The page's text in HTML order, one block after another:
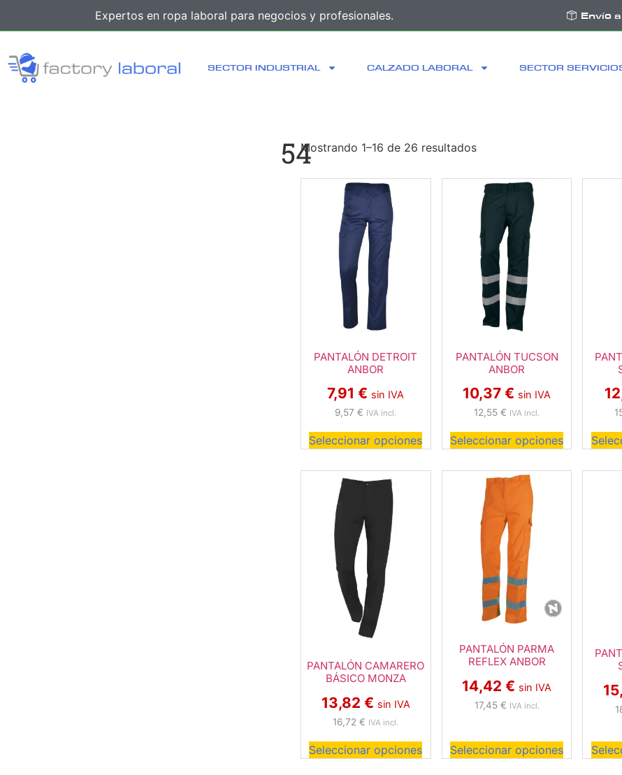
Expertos en ropa laboral para negocios y profesionales. Envío
SECTOR INDUSTRIAL CALZADO LABORAL SECTOR
Mostrando 1–16 de 26 resultados
PANTALÓN DETROIT
ANBOR
7,91€ sin IVA
9,57€ IVA incl.
Seleccionar opciones
PANTALÓN TUCSON
ANBOR
10,37 € sin IVA
12,55 € IVA incl.
Seleccionar opciones
PANTALÓN CAMARERO
BÁSICO MONZA
13,82 € sin IVA
16,72€ IVA incl.
Seleccionar opciones
PANTALÓN PARMA
REFLEX ANBOR
14,42 € sin IVA
17,45 € IVA incl.
Seleccionar opciones
54